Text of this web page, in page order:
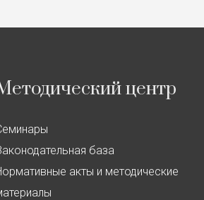
центр
база
акты и методические